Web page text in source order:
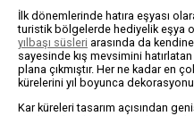
İlk dönemlerinde hatıra eşyası
turistik bölgelerde hediyelik eşya
yılbaşı süsleri arasında da
sayesinde kış mevsimini
plana çıkmıştır. Her ne kadar en
kürelerini yıl boyunca
Kar küreleri tasarım açısından